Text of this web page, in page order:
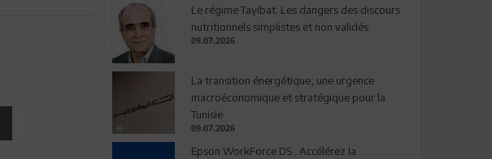
Le régime Tayibat: Les dangers des discours
nutritionnels simplistes et non validés
09.07.2026
La transition énergétique, une urgence
macroéconomique et stratégique pour la
Tunisie
09.07.2026
Epson WorkForce DS : Accélérez la